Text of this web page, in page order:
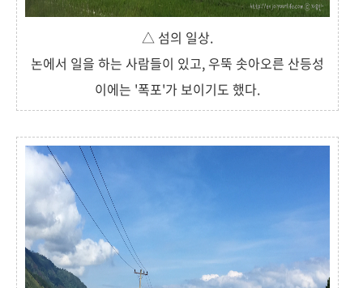
△ 섬의 일상.
논에서 일을 하는 사람들이 있고, 우뚝 솟아오른 산등성
이에는 '폭포'가 보이기도 했다.